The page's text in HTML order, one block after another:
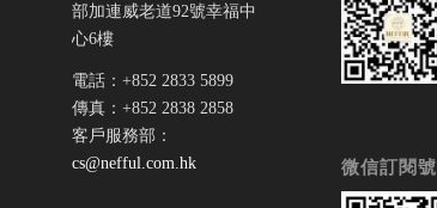
部加連威老道92號幸福中
心6樓
電話：+852 2833 5899
傳真：+852 2838 2858
客戶服務部：
cs@nefful.com.hk
微信訂閱號